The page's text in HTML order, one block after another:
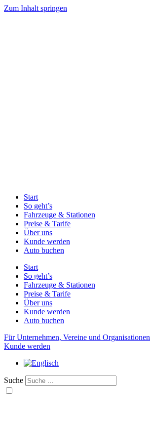
Zum Inhalt springen
Start
So geht’s
Fahrzeuge & Stationen
Preise & Tarife
Über uns
Kunde werden
Auto buchen
Start
So geht’s
Fahrzeuge & Stationen
Preise & Tarife
Über uns
Kunde werden
Auto buchen
Für Unternehmen, Vereine und Organisationen
Kunde werden
Suche